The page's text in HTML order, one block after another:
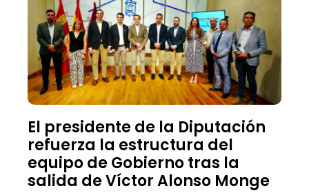
El presidente de la Diputación
refuerza la estructura del
equipo de Gobierno tras la
salida de Víctor Alonso Monge